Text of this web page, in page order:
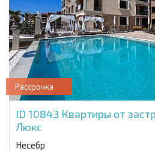
Рассрочка
ID 10843 Квартиры от
Люкс
Несебр